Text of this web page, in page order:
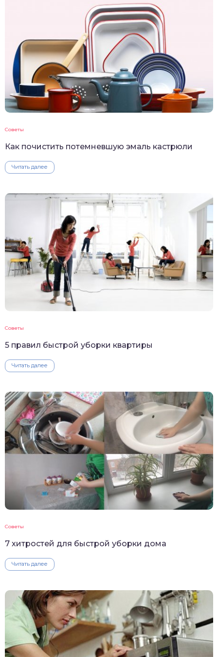
Советы
Как почистить потемневшую эмаль кастрюли
Читать далее
Советы
5 правил быстрой уборки квартиры
Читать далее
Советы
7 хитростей для быстрой уборки дома
Читать далее